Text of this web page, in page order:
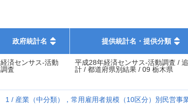
政府統計名 提供統計名・提供分類
経済センサス‐活動
調査
平成28年経済センサス‐活動調査 /
計 / 都道府県別結果 / 09 栃木県
1 産業（中分類），常用雇用者規模（10区分）別民営事